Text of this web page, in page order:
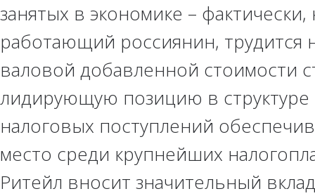
занятых в экономике –
работающий россиянин, трудится
валовой добавленной стоимости
лидирующую позицию в структуре
налоговых поступлений
место среди крупнейших
Ритейл вносит значительный